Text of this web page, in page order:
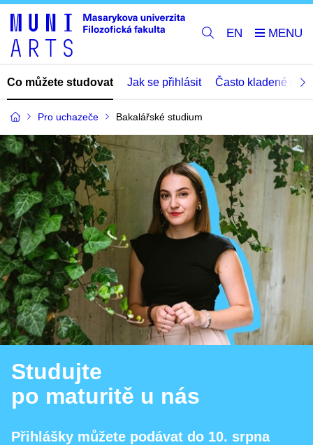
EN
Co můžete studovat Jak se přihlásit Často kladené
Pro uchazeče Bakalářské studium
Studujte
po maturitě u nás
Přihlášky můžete podávat do 10. srpna